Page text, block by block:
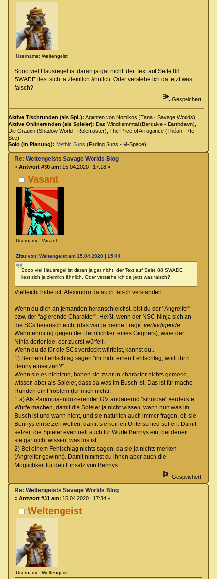
Username: Weltengeist
Sooo viel Hausregel ist daran ja gar nicht, der Text auf Seite 88
SWADE liest sich ja ziemlich ähnlich. Oder verstehe ich da jetzt was
falsch?
Gespeichert
Aktive Tischrunden (als SpL): Agenten von Nomikos (Eana - Savage Worlds)
Aktive Onlinerunden (als Spieler): Das Windkammtal (Barsaive - Earthdawn),
Die Grauen (Shadow World - Rolemaster), The Price of Arrogance (Théah - 7te
See)
Solo (in Planung): Mythic Suns (Fading Suns - M-Space)
Vasant
Username: Vasant
Re: Weltengeists Savage Worlds Blog
« Antwort #30 am: 15.04.2020 | 17:18 »
Zitat von: Weltengeist am 15.04.2020 | 15:44
Sooo viel Hausregel ist daran ja gar nicht, der Text auf Seite 88 SWADE
liest sich ja ziemlich ähnlich. Oder verstehe ich da jetzt was falsch?
Vielleicht habe ich Alexandro da auch falsch verstanden.
Wenn du dich an jemanden heranschleichst, bist du der "Angreifer"
bzw. der "agierende Charakter". Heißt, wenn der NSC-Ninja sich an
die SCs heranschleicht (das war ja meine Frage: verteidigende
Wahrnehmung gegen die Heimlichkeit eines Gegners), wäre der
Ninja derjenige, der zuerst würfelt.
Wenn du da für die SCs verdeckt würfelst, kannst du...
1) Bei nem Fehlschlag sagen "ihr habt einen Fehlschlag, wollt ihr n
Benny einsetzen?"
Wenn sie es nicht tun, haben sie zwar in-character nichts gemerkt,
wissen aber als Spieler, dass da was im Busch ist. Das ist für mache
Runden ein Problem (für mich nicht).
1 a) Als Paranoia-induzierender GM andauernd "sinnlose" verdeckte
Würfe machen, damit die Spieler ja nicht wissen, wann nun was im
Busch ist und wann nicht, und sie natürlich auch immer fragen, ob sie
Bennys einsetzen wollen, damit sie keinen Unterschied sehen. Damit
setzen die Spieler eventuell auch für Würfe Bennys ein, bei denen
sie gar nicht wissen, was los ist.
2) Bei einem Fehlschlag nichts sagen, da sie ja nichts merken
(Angreifer gewinnt). Damit nimmst du ihnen aber auch die
Möglichkeit für den Einsatz von Bennys.
Gespeichert
Weltengeist
Username: Weltengeist
Re: Weltengeists Savage Worlds Blog
« Antwort #31 am: 15.04.2020 | 17:34 »